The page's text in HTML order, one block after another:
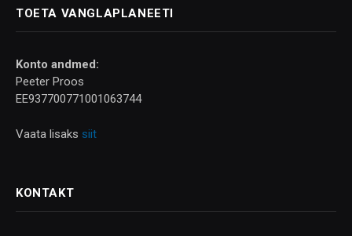
TOETA VANGLAPLANEETI
Konto andmed:
Peeter Proos
EE937700771001063744
Vaata lisaks siit
KONTAKT